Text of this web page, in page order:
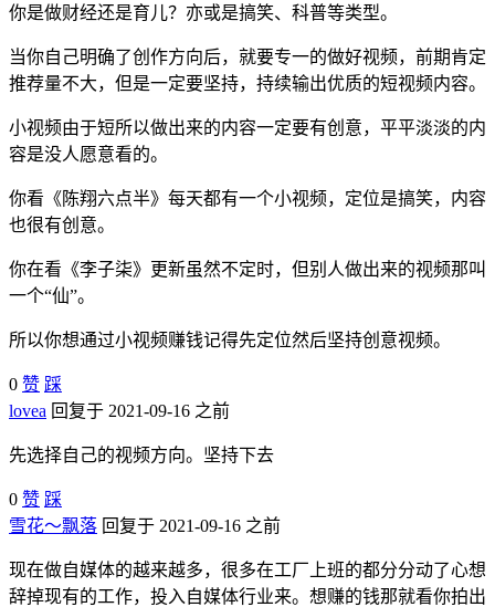
你是做财经还是育儿？亦或是搞笑、科普等类型。
当你自己明确了创作方向后，就要专一的做好视频，前期肯定
推荐量不大，但是一定要坚持，持续输出优质的短视频内容。
小视频由于短所以做出来的内容一定要有创意，平平淡淡的内
容是没人愿意看的。
你看《陈翔六点半》每天都有一个小视频，定位是搞笑，内容
也很有创意。
你在看《李子柒》更新虽然不定时，但别人做出来的视频那叫
一个“仙”。
所以你想通过小视频赚钱记得先定位然后坚持创意视频。
0 赞 踩
lovea 回复于 2021-09-16 之前
先选择自己的视频方向。坚持下去
0 赞 踩
雪花～飘落 回复于 2021-09-16 之前
现在做自媒体的越来越多，很多在工厂上班的都分分动了心想
辞掉现有的工作，投入自媒体行业来。想赚的钱那就看你拍出